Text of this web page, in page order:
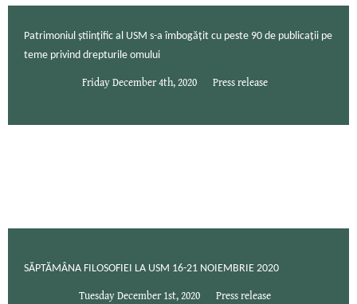
Patrimoniul științific al USM s-a îmbogățit cu peste 90 de publicații pe
teme privind drepturile omului
Friday December 4th, 2020 Press release
SĂPTĂMÂNA FILOSOFIEI LA USM 16-21 NOIEMBRIE 2020
Tuesday December 1st, 2020 Press release